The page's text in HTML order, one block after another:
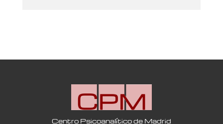
Centro Psicoanalítico de Madrid